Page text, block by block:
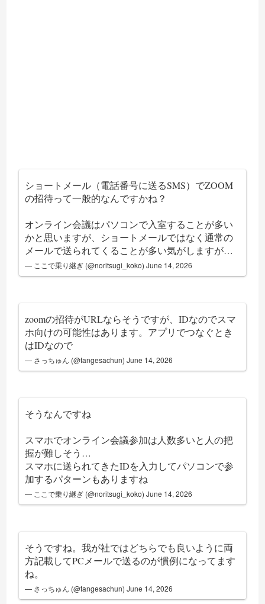
ショートメール（電話番号に送るSMS）でZOOM
の招待って一般的なんですかね？
オンライン会議はパソコンで入室することが多い
かと思いますが、ショートメールではなく通常の
メールで送られてくることが多い気がしますが…
— ここで乗り継ぎ (@noritsugi_koko)June 14, 2026
zoomの招待がURLならそうですが、IDなのでスマ
ホ向けの可能性はあります。アプリでつなぐとき
はIDなので
— さっちゅん (@tangesachun)June 14, 2026
そうなんですね
スマホでオンライン会議参加は人数多いと人の把
握が難しそう…
スマホに送られてきたIDを入力してパソコンで参
加するパターンもありますね
— ここで乗り継ぎ (@noritsugi_koko)June 14, 2026
そうですね。我が社ではどちらでも良いように両
方記載してPCメールで送るのが慣例になってます
ね。
— さっちゅん (@tangesachun)June 14, 2026